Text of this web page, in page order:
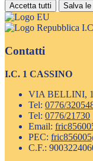
Accetta tutti Salva le
Contatti
I.C. 1 CASSINO
VIA BELLINI,
Tel: 0776/
Tel: 0776/21730
Email:
PEC:
C.F.: